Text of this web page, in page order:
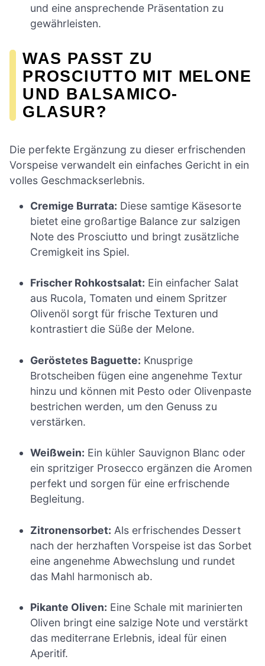
und eine ansprechende Präsentation zu
gewährleisten.
WAS PASST ZU
PROSCIUTTO MIT MELONE
UND BALSAMICO-
GLASUR?
Die perfekte Ergänzung zu dieser erfrischenden
Vorspeise verwandelt ein einfaches Gericht in ein
volles Geschmackserlebnis.
Cremige Burrata: Diese samtige Käsesorte
bietet eine großartige Balance zur salzigen
Note des Prosciutto und bringt zusätzliche
Cremigkeit ins Spiel.
Frischer Rohkostsalat: Ein einfacher Salat
aus Rucola, Tomaten und einem Spritzer
Olivenöl sorgt für frische Texturen und
kontrastiert die Süße der Melone.
Geröstetes Baguette: Knusprige
Brotscheiben fügen eine angenehme Textur
hinzu und können mit Pesto oder Olivenpaste
bestrichen werden, um den Genuss zu
verstärken.
Weißwein: Ein kühler Sauvignon Blanc oder
ein spritziger Prosecco ergänzen die Aromen
perfekt und sorgen für eine erfrischende
Begleitung.
Zitronensorbet: Als erfrischendes Dessert
nach der herzhaften Vorspeise ist das Sorbet
eine angenehme Abwechslung und rundet
das Mahl harmonisch ab.
Pikante Oliven: Eine Schale mit marinierten
Oliven bringt eine salzige Note und verstärkt
das mediterrane Erlebnis, ideal für einen
Aperitif.